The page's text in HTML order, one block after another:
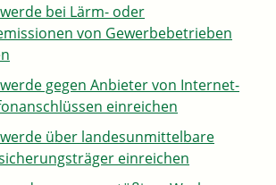
bei Lärm- oder
von Gewerbebetrieben
gegen Anbieter von Internet-
einreichen
über landesunmittelbare
einreichen